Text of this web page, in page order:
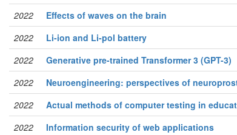
2022 Effects of waves on the brain
2022
Li-ion and Li-pol battery
2022
Generative pre-trained Transformer 3 (GPT-3)
2022
Neuroengineering: perspectives of
2022
Actual methods of computer testing in
2022
Information security of web applications